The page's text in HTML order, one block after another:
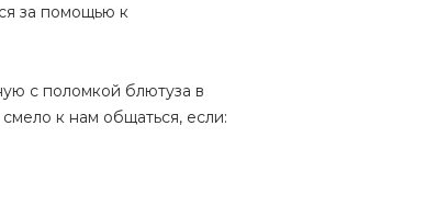
за помощью к
с поломкой блютуза в
к нам общаться, если: